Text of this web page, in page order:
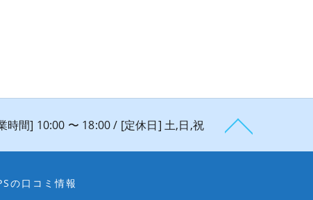
時間] 10:00 〜 18:00 / [定休日] 土,日,祝
の口コミ情報